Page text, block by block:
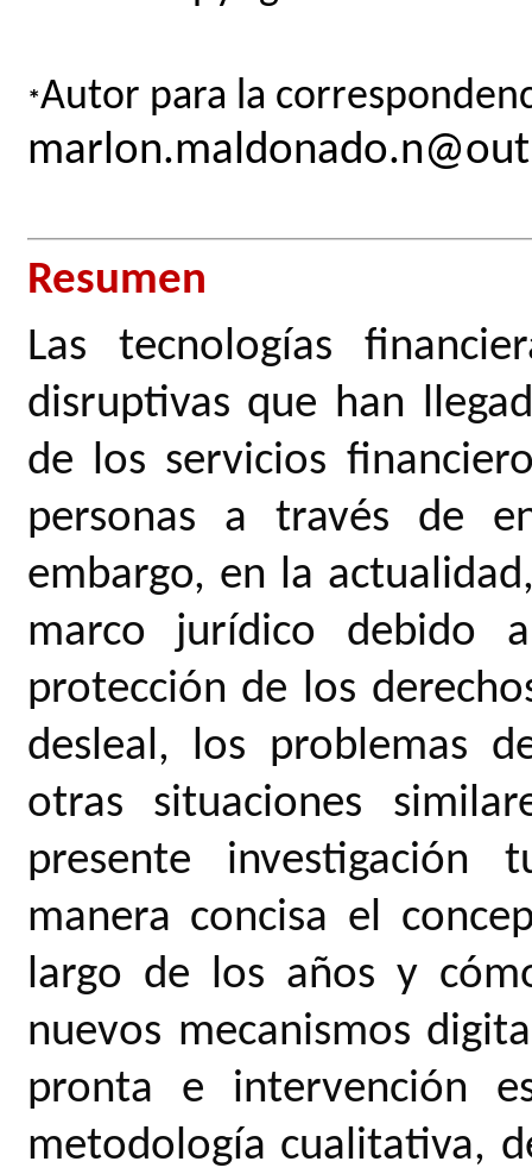
*Autor para la
Resumen
Las tecnologías
disruptivas que han
de los servicios
personas a través de
embargo, en la
marco jurídico debido
protección de los
desleal, los problemas
otras situaciones
presente
manera concisa el
largo de los años y
nuevos mecanismos
pronta e intervención
metodología cualitativa,